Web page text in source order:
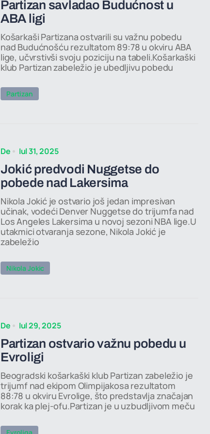
Partizan savladao Budućnost u
ABA ligi
Košarkaši Partizana ostvarili su važnu pobedu
nad Budućnošću rezultatom 89:78 u okviru ABA
lige, učvrstivši svoju poziciju na tabeli.Košarkaški
klub Partizan zabeležio je ubedljivu pobedu
Partizan
De Iul 31, 2025
Jokić predvodi Nuggetse do
pobede nad Lakersima
Nikola Jokić je ostvario još jedan impresivan
učinak, vodeći Denver Nuggetse do trijumfa nad
Los Angeles Lakersima u novoj sezoni NBA lige.U
utakmici otvaranja sezone, Nikola Jokić je
zabeležio
Nikola Jokic
De Iul 29, 2025
Partizan ostvario važnu pobedu u
Evroligi
Beogradski košarkaški klub Partizan zabeležio je
trijumf nad ekipom Olimpijakosa rezultatom
88:78 u okviru Evrolige, što predstavlja značajan
korak ka plej-ofu.Partizan je u uzbudljivom meču